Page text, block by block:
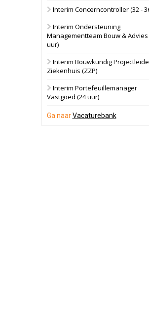
Schuinesloot
27 augustus 2026 Binnenvaartschip
17 september 2026
17 september 2026
Voormalig
Interim Concerncontroller (32 -
Interim Ondersteuning
Managementteam Bouw & Advies
uur)
Interim Bouwkundig
Ziekenhuis (ZZP)
Interim Portefeuillemanager
Vastgoed (24 uur)
Ga naarVacaturebank